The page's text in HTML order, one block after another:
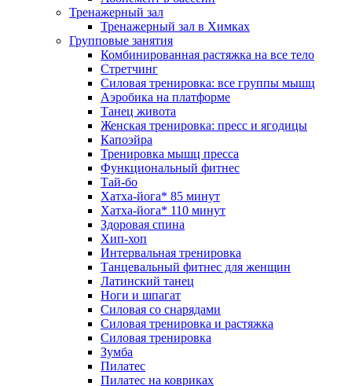
Тренажерный зал
Тренажерный зал в Химках
Групповые занятия
Комбинированная растяжка на все тело
Стретчинг
Силовая тренировка: все группы мышц
Аэробика на платформе
Танец живота
Женская тренировка: пресс и ягодицы
Капоэйра
Тренировка мышц пресса
Функциональный фитнес
Тай-бо
Хатха-йога* 85 минут
Хатха-йога* 110 минут
Здоровая спина
Хип-хоп
Интервальная тренировка
Танцевальный фитнес для женщин
Латинский танец
Ноги и шпагат
Силовая со снарядами
Силовая тренировка и растяжка
Силовая тренировка
Зумба
Пилатес
Пилатес на ковриках